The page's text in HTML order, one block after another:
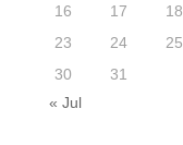
16
17 18
23
24 25
30
31
« Jul